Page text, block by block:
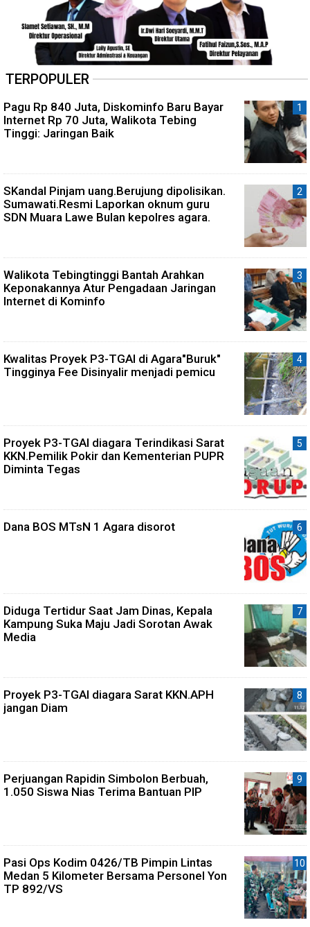
TERPOPULER
Pagu Rp 840 Juta, Diskominfo Baru Bayar
Internet Rp 70 Juta, Walikota Tebing
Tinggi: Jaringan Baik
SKandal Pinjam uang.Berujung dipolisikan.
Sumawati.Resmi Laporkan oknum guru
SDN Muara Lawe Bulan kepolres agara.
Walikota Tebingtinggi Bantah Arahkan
Keponakannya Atur Pengadaan Jaringan
Internet di Kominfo
Kwalitas Proyek P3-TGAI di Agara"Buruk"
Tingginya Fee Disinyalir menjadi pemicu
Proyek P3-TGAI diagara Terindikasi Sarat
KKN.Pemilik Pokir dan Kementerian PUPR
Diminta Tegas
Dana BOS MTsN 1 Agara disorot
Diduga Tertidur Saat Jam Dinas, Kepala
Kampung Suka Maju Jadi Sorotan Awak
Media
Proyek P3-TGAI diagara Sarat KKN.APH
jangan Diam
Perjuangan Rapidin Simbolon Berbuah,
1.050 Siswa Nias Terima Bantuan PIP
Pasi Ops Kodim 0426/TB Pimpin Lintas
Medan 5 Kilometer Bersama Personel Yon
TP 892/VS